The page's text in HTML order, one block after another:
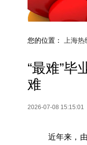
您的位置： 上海热
“最难”毕
难
2026-07-08 15:15:01
近年来，